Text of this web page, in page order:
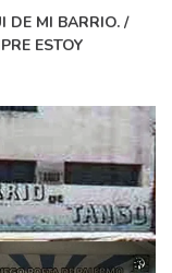
DE MI BARRIO. /
ESTOY